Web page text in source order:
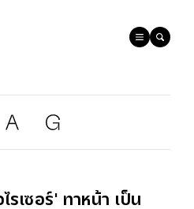
รเซอร์' ทาหน้า เป็น